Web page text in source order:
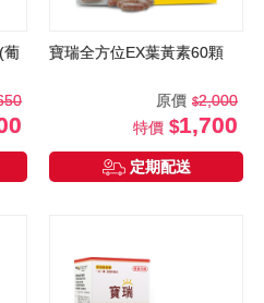
葡
寶瑞全方位EX葉黃素60顆
原價
2,000
特價
1,700
定期配送